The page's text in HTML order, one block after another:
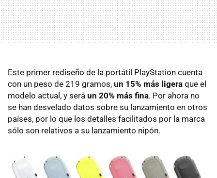
Este primer rediseño de la portátil PlayStation cuenta
con un peso de 219 gramos, un 15% más ligera que el
modelo actual, y será un 20% más fina. Por ahora no
se han desvelado datos sobre su lanzamiento en otros
países, por lo que los detalles facilitados por la marca
sólo son relativos a su lanzamiento nipón.